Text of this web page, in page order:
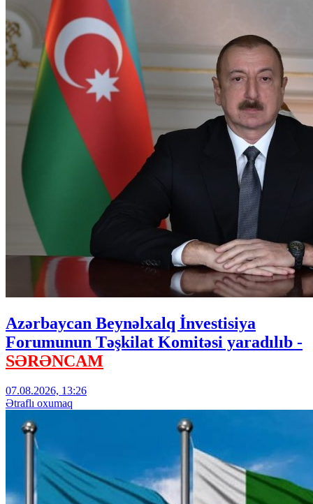
Azərbaycan Beynəlxalq İnvestisiya
Forumunun Təşkilat Komitəsi yaradılıb -
SƏRƏNCAM
07.08.2026, 13:26
Ətraflı oxumaq